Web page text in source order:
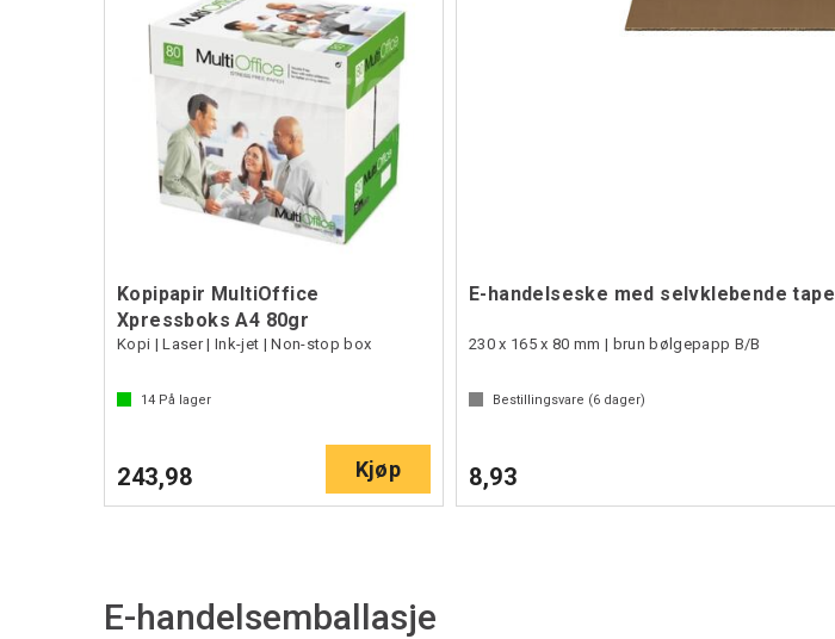
E-handelseske med selvklebende tape
230 x 165 x 80 mm | brun bølgepapp B/B
Bestillingsvare (6 dager)
8,93
Kopipapir MultiOffice
Xpressboks A4 80gr
Kopi | Laser | Ink-jet | Non-stop box
14 På lager
243,98 Kjøp
E-handelsemballasje